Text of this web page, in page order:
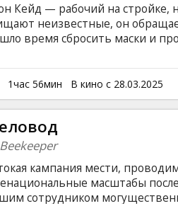
Кейд — рабочий на стройке,
неизвестные, он
время сбросить маски и
1час 56мин В кино с 28.03.2025
кампания мести,
масштабы после
сотрудником